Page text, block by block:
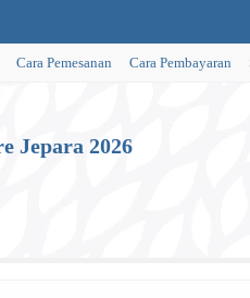
Cara Pemesanan Cara Pembayaran